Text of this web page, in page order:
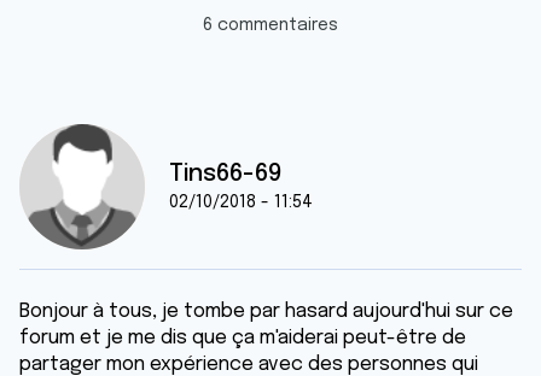
6 commentaires
Tins66-69
02/10/2018 - 11:54
Bonjour à tous, je tombe par hasard aujourd'hui sur ce
forum et je me dis que ça m'aiderai peut-être de
partager mon expérience avec des personnes qui